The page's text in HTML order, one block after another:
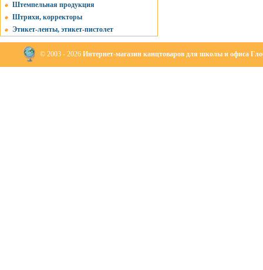
Штемпельная продукция
Штрихи, корректоры
Этикет-ленты, этикет-пистолет
© 2003 - 2026 Интернет-магазин канцтоваров для школы и офиса